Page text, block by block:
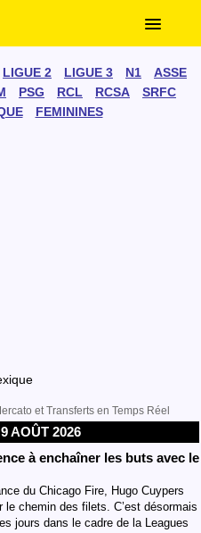
LIGUE 2 LIGUE 3 N1
ASSE
PSG RCL RCSA
SRFC
FEMININES
et Transferts en Temps Réel
AOÛT 2026
à enchaîner les buts avec le
du Chicago Fire, Hugo Cuypers
chemin des filets. C’est désormais
jours dans le cadre de la Leagues